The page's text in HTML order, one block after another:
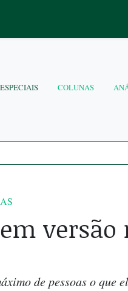
ESPECIAIS COLUNAS
versão
de pessoas o que